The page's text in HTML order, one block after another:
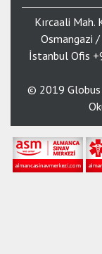
Kırcaali Mah.
Osmangazi /
İstanbul Ofis
© 2019 Globus